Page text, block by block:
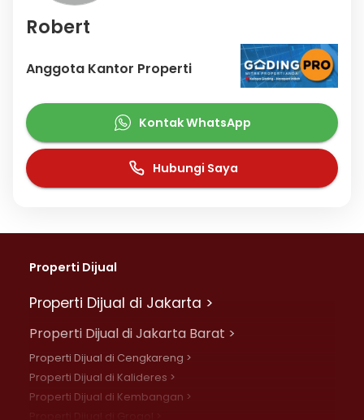
Robert
Anggota Kantor Properti
Kontak WhatsApp
Hubungi Saya
Properti Dijual
Properti Dijual di Jakarta >
Properti Dijual di Jakarta Barat >
Properti Dijual di Cengkareng >
Properti Dijual di Kalideres >
Properti Dijual di Kembangan >